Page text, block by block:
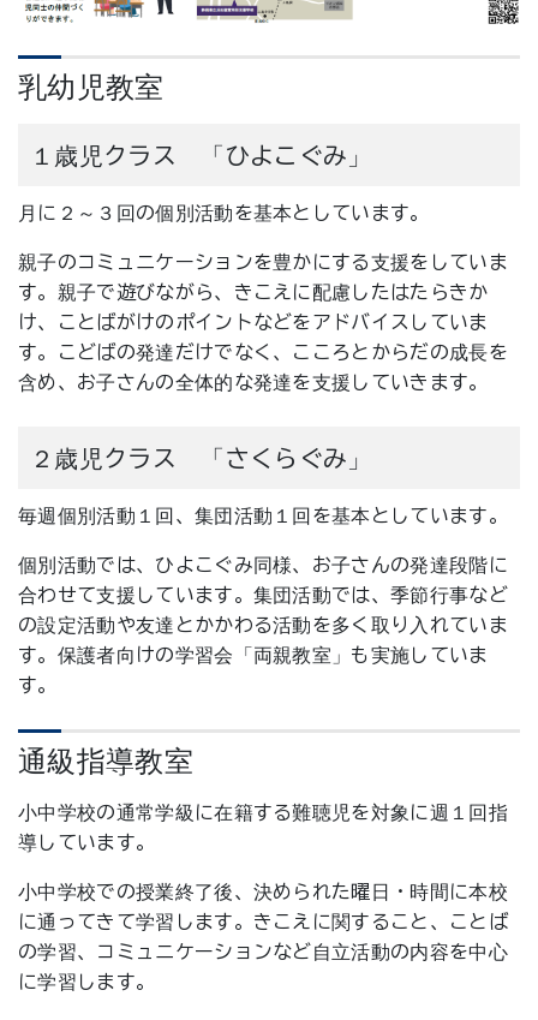
乳幼児教室
１歳児クラス 「ひよこぐみ」
月に２～３回の個別活動を基本としています。
親子のコミュニケーションを豊かにする支援をしていま
す。親子で遊びながら、きこえに配慮したはたらきか
け、ことばがけのポイントなどをアドバイスしていま
す。こどばの発達だけでなく、こころとからだの成長を
含め、お子さんの全体的な発達を支援していきます。
２歳児クラス 「さくらぐみ」
毎週個別活動１回、集団活動１回を基本としています。
個別活動では、ひよこぐみ同様、お子さんの発達段階に
合わせて支援しています。集団活動では、季節行事など
の設定活動や友達とかかわる活動を多く取り入れていま
す。保護者向けの学習会「両親教室」も実施していま
す。
通級指導教室
小中学校の通常学級に在籍する難聴児を対象に週１回指
導しています。
小中学校での授業終了後、決められた曜日・時間に本校
に通ってきて学習します。きこえに関すること、ことば
の学習、コミュニケーションなど自立活動の内容を中心
に学習します。